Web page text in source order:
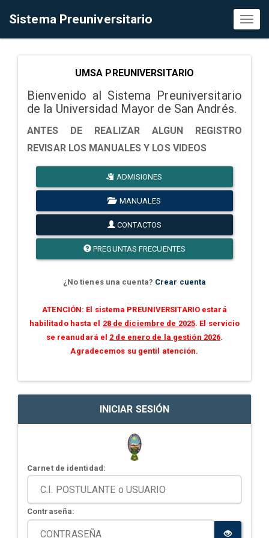
Sistema Preuniversitario
UMSA PREUNIVERSITARIO
Bienvenido al Sistema Preuniversitario
de la Universidad Mayor de San Andrés.
ANTES DE REALIZAR ALGUN REGISTRO
REVISAR LOS MANUALES Y LOS VIDEOS
ADMISIONES
MANUALES
CONTACTOS
PREGUNTAS FRECUENTES
¿No tienes una cuenta? Crear cuenta
ATENCIÓN: El sistema PREUNIVERSITARIO estará
habilitado hasta el 28 de diciembre de 2025. El servicio
se reanudará el 2 de enero de la gestión 2026.
Agradecemos su gentil atención.
INICIAR SESIÓN
Carnet de identidad:
Contraseña: